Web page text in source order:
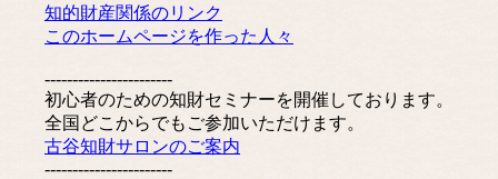
知的財産関係のリンク
このホームページを作った人々
-----------------------
初心者のための知財セミナーを開催しております。
全国どこからでもご参加いただけます。
古谷知財サロンのご案内
-----------------------